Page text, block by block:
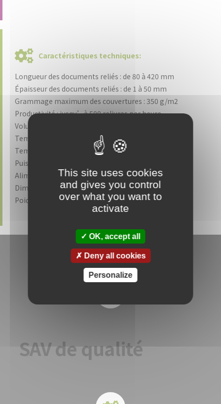
Caractéristiques techniques:
Longueur des documents reliés : de 80 à 420 mm
Épaisseur des documents reliés : de 1 à 50 mm
Grammage maximum des couvertures : 350 g/m2
Productivité : jusqu’à 500 reliures par heure
Volume du bac de colle : 3 kg
Température d’usage de colle : 100-200°C
Temps de chauffe : 20 à 25 minutes
Puissance moteur : 7,5 kW
Alimentation : 400 Volts triphasé 3 PH + T + N / 50 Hz
Dimensions : L 3210 x P 1600 x H 1700 mm
Poids : 1000 kg
SAV de qualité
This site uses cookies
and gives you control
over what you want to
activate
OK, accept all
Deny all cookies
Personalize